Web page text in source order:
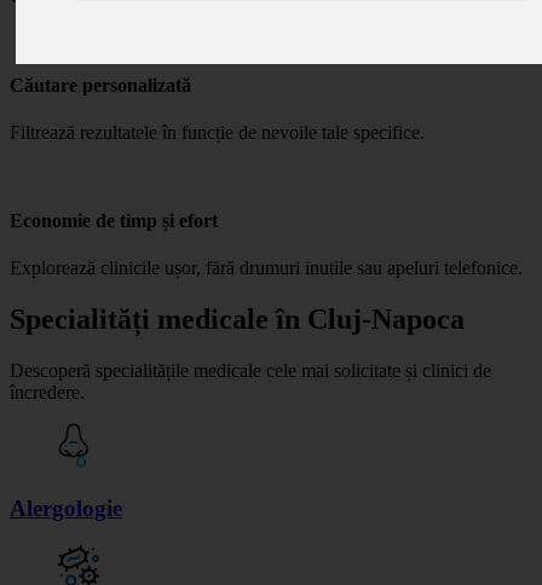
Căutare personalizată
Filtrează rezultatele în funcție de nevoile tale specifice.
Economie de timp și efort
Explorează clinicile ușor, fără drumuri inutile sau apeluri telefonice.
Specialități medicale în Cluj-Napoca
Descoperă specialitățile medicale cele mai solicitate și clinici de
încredere.
Alergologie